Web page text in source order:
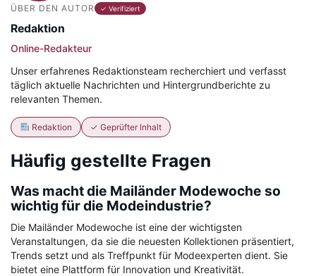
ÜBER DEN AUTOR ✓ Verifiziert
Redaktion
Online-Redakteur
Unser erfahrenes Redaktionsteam recherchiert und verfasst
täglich aktuelle Nachrichten und Hintergrundberichte zu
relevanten Themen.
Redaktion ✓ Geprüfter Inhalt
Häufig gestellte Fragen
Was macht die Mailänder Modewoche so
wichtig für die Modeindustrie?
Die Mailänder Modewoche ist eine der wichtigsten
Veranstaltungen, da sie die neuesten Kollektionen präsentiert,
Trends setzt und als Treffpunkt für Modeexperten dient. Sie
bietet eine Plattform für Innovation und Kreativität.